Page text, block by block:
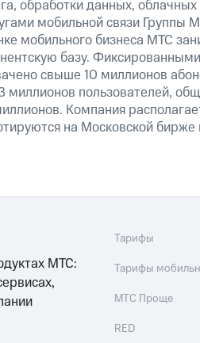
обработки данных,
мобильной связи Группы
мобильного бизнеса МТС
базу.
свыше 10 миллионов
пользователей,
Компания
на Московской бирже
МТС:
Тарифы
Тарифы
МТС Проще
RED